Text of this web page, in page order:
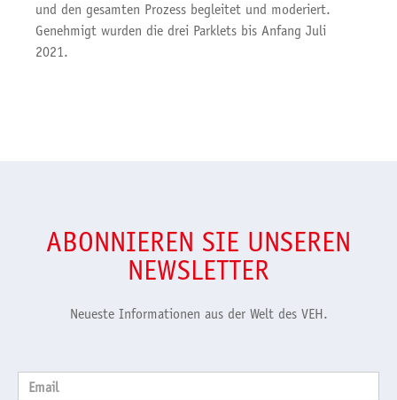
und den gesamten Prozess begleitet und moderiert.
Genehmigt wurden die drei Parklets bis Anfang Juli
2021.
ABONNIEREN SIE UNSEREN
NEWSLETTER
Neueste Informationen aus der Welt des VEH.
Email